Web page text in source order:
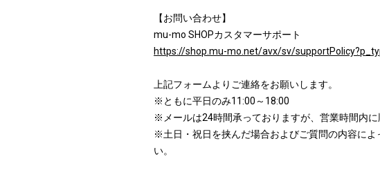
【お問い合わせ】
mu-mo SHOPカスタマーサポート
https://shop.mu-mo.net/avx/sv/
上記フォームよりご連絡をお願いします。
※ともに平日のみ11:00～18:00
※メールは24時間承っておりますが、営業時間内
※土日・祝日を挟んだ場合およびご質問の内容に
い。